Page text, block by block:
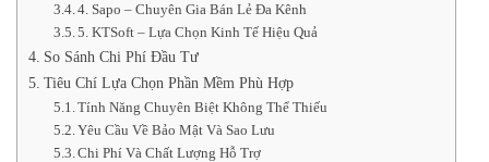
4. Sapo – Chuyên Gia Bán Lẻ Đa Kênh
5. KTSoft – Lựa Chọn Kinh Tế Hiệu Quả
So Sánh Chi Phí Đầu Tư
Tiêu Chí Lựa Chọn Phần Mềm Phù Hợp
Tính Năng Chuyên Biệt Không Thể Thiếu
Yêu Cầu Về Bảo Mật Và Sao Lưu
Chi Phí Và Chất Lượng Hỗ Trợ